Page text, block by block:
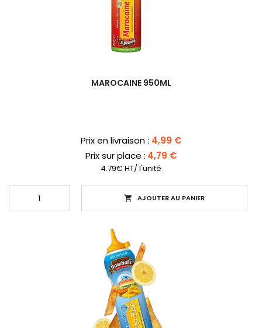
MAROCAINE 950ML
Prix
Prix en livraison : 4,99 €
Prix sur place : 4,79 €
4.79€ HT/ l'unité
 AJOUTER AU PANIER